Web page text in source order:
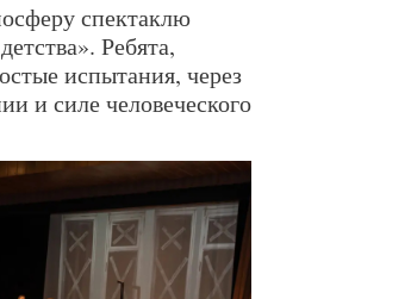
спектаклю
Ребята,
испытания, через
и силе человеческого